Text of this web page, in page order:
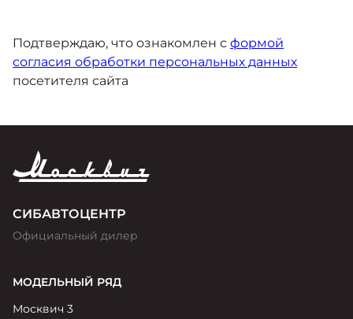
Подтверждаю, что ознакомлен с формой
согласия обработки персональных данных
посетителя сайта
СИБАВТОЦЕНТР
Официальный дилер
МОДЕЛЬНЫЙ РЯД
Москвич 3